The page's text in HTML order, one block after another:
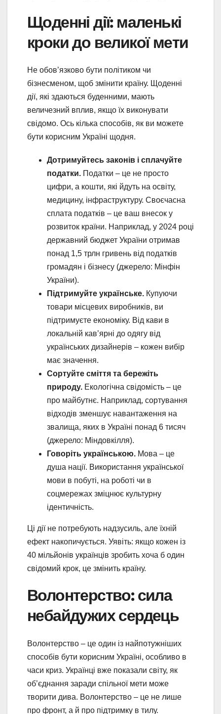
Щоденні дії: маленькі
кроки до великої мети
Не обов’язково бути політиком чи
бізнесменом, щоб змінити країну. Щоденні
дії, які здаються буденними, мають
величезний вплив, якщо їх виконувати
свідомо. Ось кілька способів, як ви можете
бути корисним Україні щодня.
Дотримуйтесь законів і сплачуйте
податки. Податки – це не просто
цифри, а кошти, які йдуть на освіту,
медицину, інфраструктуру. Своєчасна
сплата податків – це ваш внесок у
розвиток країни. Наприклад, у 2024 році
державний бюджет України отримав
понад 1,5 трлн гривень від податків
громадян і бізнесу (джерело: Мінфін
України).
Підтримуйте українське. Купуючи
товари місцевих виробників, ви
підтримуєте економіку. Від кави в
локальній кав’ярні до одягу від
українських дизайнерів – кожен вибір
має значення.
Сортуйте сміття та бережіть
природу. Екологічна свідомість – це
про майбутнє. Наприклад, сортування
відходів зменшує навантаження на
звалища, яких в Україні понад 6 тисяч
(джерело: Міндовкілля).
Говоріть українською. Мова – це
душа нації. Використання української
мови в побуті, на роботі чи в
соцмережах зміцнює культурну
ідентичність.
Ці дії не потребують надзусиль, але їхній
ефект накопичується. Уявіть: якщо кожен із
40 мільйонів українців зробить хоча б один
свідомий крок, це змінить країну.
Волонтерство: сила
небайдужих сердець
Волонтерство – це один із найпотужніших
способів бути корисним Україні, особливо в
часи криз. Українці вже показали світу, як
об’єднання заради спільної мети може
творити дива. Волонтерство – це не лише
про фронт, а й про підтримку в тилу.